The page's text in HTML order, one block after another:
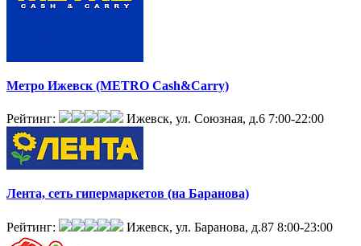
Метро Ижевск (METRO Cash&Carry)
Рейтинг: Ижевск, ул. Союзная, д.6 7:00-22:00
Лента, сеть гипермаркетов (на Баранова)
Рейтинг: Ижевск, ул. Баранова, д.87 8:00-23:00